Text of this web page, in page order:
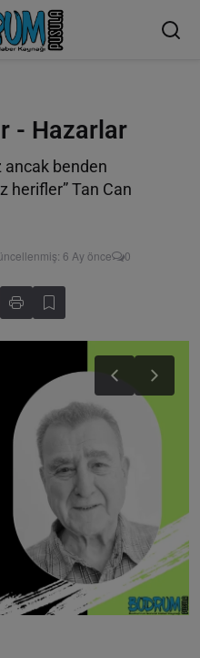
- Hazarlar
ancak benden
herifler” Tan Can
6 Ay önce 0